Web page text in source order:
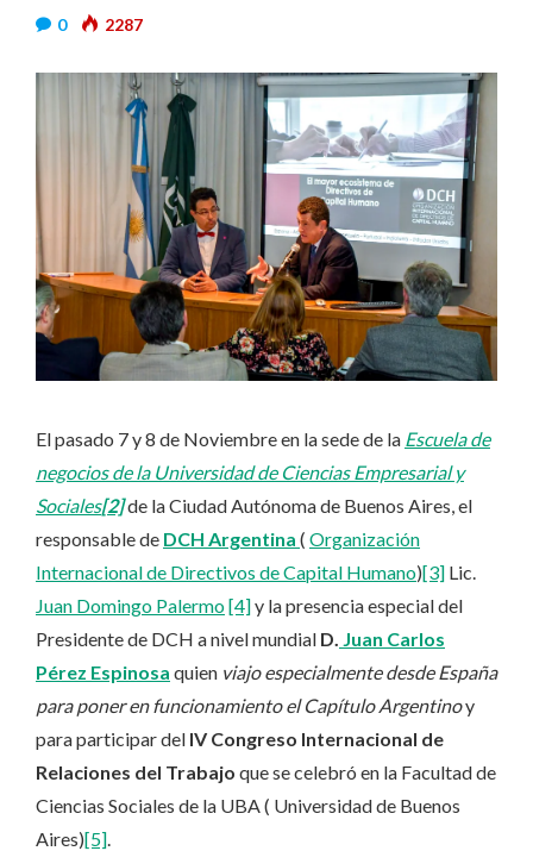
0 2287
El pasado 7 y 8 de Noviembre en la sede de la Escuela de
negocios de la Universidad de Ciencias Empresarial y
Sociales[2]de la Ciudad Autónoma de Buenos Aires, el
responsable de DCH Argentina ( Organización
Internacional de Directivos de Capital Humano)[3] Lic.
Juan Domingo Palermo[4]y la presencia especial del
Presidente de DCH a nivel mundial D. Juan Carlos
Pérez Espinosa quien viajo especialmente desde España
para poner en funcionamiento el Capítulo Argentinoy
para participar del IV Congreso Internacional de
Relaciones del Trabajo que se celebró en la Facultad de
Ciencias Sociales de la UBA ( Universidad de Buenos
Aires)[5]